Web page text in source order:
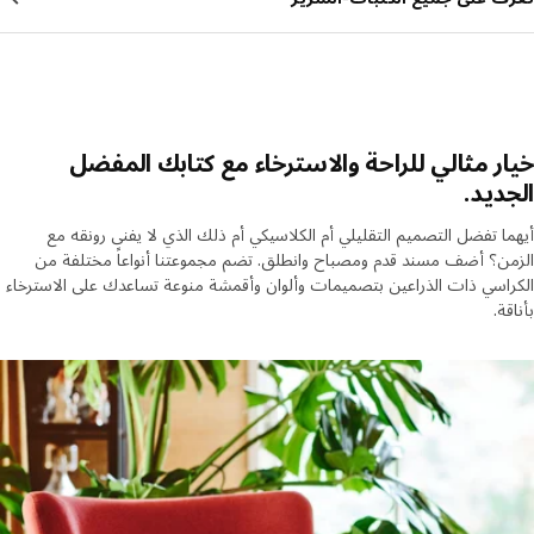
مثالي للراحة والاسترخاء مع كتابك المفضل
تفضل التصميم التقليلي أم الكلاسيكي أم ذلك الذي لا يفنى رونقه مع
أضف مسند قدم ومصباح وانطلق. تضم مجموعتنا أنواعاً مختلفة من
ذات الذراعين بتصميمات وألوان وأقمشة منوعة تساعدك على الاسترخاء